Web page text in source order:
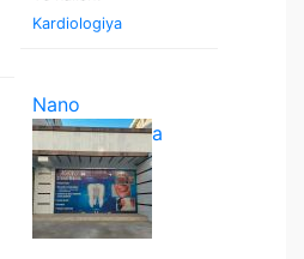
Kardiologiya
Nano
stomatologiya